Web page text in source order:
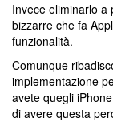
Invece eliminarlo a
bizzarre che fa
funzionalità.
Comunque
implementazione
avete quegli
di avere questa